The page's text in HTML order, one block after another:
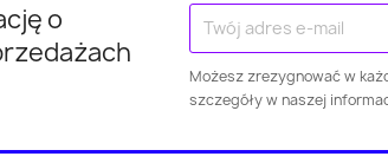
Jarosław Puławy
o
Możesz zrezygnować w
szczegóły w naszej